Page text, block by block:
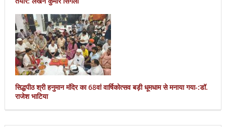
सिद्धपीठ श्री हनुमान मंदिर का 68वां वार्षिकोत्सव बड़ी धूमधाम से मनाया गया-:डॉ.
राजेश भाटिया